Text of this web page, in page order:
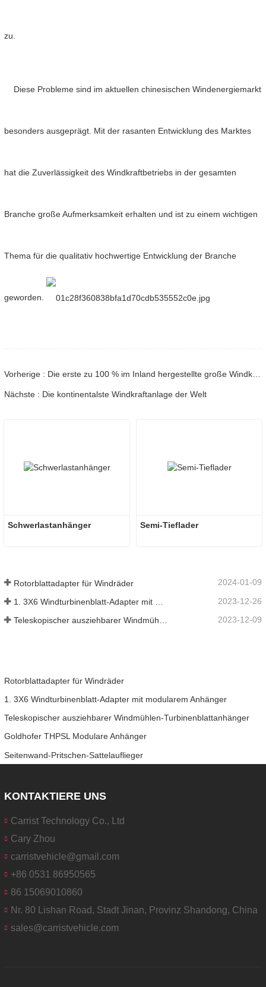
zu.
Diese Probleme sind im aktuellen chinesischen Windenergiemarkt
besonders ausgeprägt. Mit der rasanten Entwicklung des Marktes
hat die Zuverlässigkeit des Windkraftbetriebs in der gesamten
Branche große Aufmerksamkeit erhalten und ist zu einem wichtigen
Thema für die qualitativ hochwertige Entwicklung der Branche
geworden.
Vorherige : Die erste zu 100 % im Inland hergestellte große Windkraftanlage
Nächste : Die kontinentalste Windkraftanlage der Welt
Schwerlastanhänger Semi-Tieflader
Rotorblattadapter für Windräder 2024-01-09
2023-12-26
Teleskopischer ausziehbarer Windmühlen-Turbinenblattanhänger 2023-12-09
Rotorblattadapter für Windräder
1. 3X6 Windturbinenblatt-Adapter mit modularem Anhänger
Teleskopischer ausziehbarer Windmühlen-Turbinenblattanhänger
Goldhofer THPSL Modulare Anhänger
Seitenwand-Pritschen-Sattelauflieger
KONTAKTIERE UNS
Carrist Technology Co., Ltd
Cary Zhou
carristvehicle@gmail.com
+86 0531 86950565
86 15069010860
Nr. 80 Lishan Road, Stadt Jinan, Provinz Shandong, China
sales@carristvehicle.com